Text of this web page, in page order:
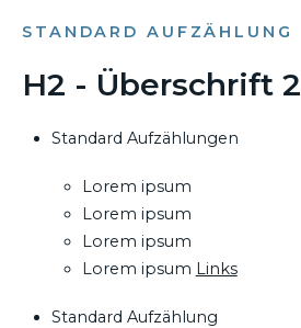
STANDARD AUFZÄHLUNG
H2 - Überschrift 2
Standard Aufzählungen
Lorem ipsum
Lorem ipsum
Lorem ipsum
Lorem ipsum Links
Standard Aufzählung